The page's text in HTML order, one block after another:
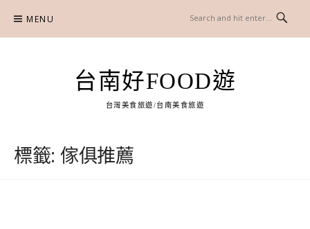
content
MENU
台南好FOOD遊
台灣美食旅遊/台南美食旅遊
標籤: 傢俱推薦